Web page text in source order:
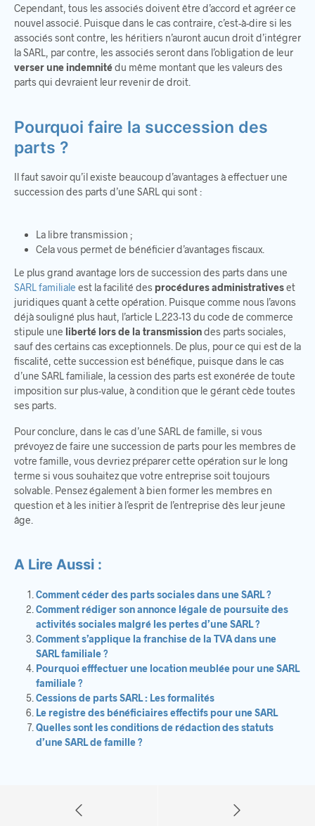
Cependant, tous les associés doivent être d’accord et agréer ce
nouvel associé. Puisque dans le cas contraire, c’est-à-dire si les
associés sont contre, les héritiers n’auront aucun droit d’intégrer
la SARL, par contre, les associés seront dans l’obligation de leur
verser une indemnitédu même montant que les valeurs des
parts qui devraient leur revenir de droit.
Pourquoi faire la succession des
parts ?
Il faut savoir qu’il existe beaucoup d’avantages à effectuer une
succession des parts d’une SARL qui sont :
La libre transmission ;
Cela vous permet de bénéficier d’avantages fiscaux.
Le plus grand avantage lors de succession des parts dans une
SARL familiale est la facilité des procédures administrativeset
juridiques quant à cette opération. Puisque comme nous l’avons
déjà souligné plus haut, l’article L.223-13 du code de commerce
stipule une liberté lors de la transmissiondes parts sociales,
sauf des certains cas exceptionnels. De plus, pour ce qui est de la
fiscalité, cette succession est bénéfique, puisque dans le cas
d’une SARL familiale, la cession des parts est exonérée de toute
imposition sur plus-value, à condition que le gérant cède toutes
ses parts.
Pour conclure, dans le cas d’une SARL de famille, si vous
prévoyez de faire une succession de parts pour les membres de
votre famille, vous devriez préparer cette opération sur le long
terme si vous souhaitez que votre entreprise soit toujours
solvable. Pensez également à bien former les membres en
question et à les initier à l’esprit de l’entreprise dès leur jeune
âge.
A Lire Aussi :
Comment céder des parts sociales dans une SARL ?
Comment rédiger son annonce légale de poursuite des
activités sociales malgré les pertes d’une SARL ?
Comment s’applique la franchise de la TVA dans une
SARL familiale ?
Pourquoi efffectuer une location meublée pour une SARL
familiale ?
Cessions de parts SARL : Les formalités
Le registre des bénéficiaires effectifs pour une SARL
Quelles sont les conditions de rédaction des statuts
d’une SARL de famille ?